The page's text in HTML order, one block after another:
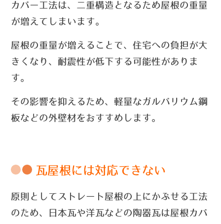
カバー工法は、二重構造となるため屋根の重量
が増えてしまいます。
屋根の重量が増えることで、住宅への負担が大
きくなり、 耐震性が低下する可能性がありま
す。
その影響を抑えるため、軽量なガルバリウム鋼
板などの外壁材をおすすめします。
瓦屋根には対応できない
原則としてストレート屋根の上にかぶせる工法
のため、日本瓦や洋瓦などの陶器瓦は屋根カバ